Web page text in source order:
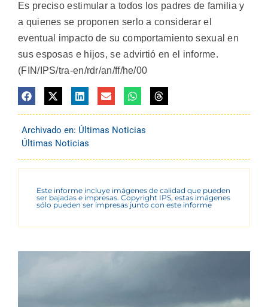
Es preciso estimular a todos los padres de familia y
a quienes se proponen serlo a considerar el
eventual impacto de su comportamiento sexual en
sus esposas e hijos, se advirtió en el informe.
(FIN/IPS/tra-en/rdr/an/ff/he/00
Archivado en: Últimas Noticias
Últimas Noticias
Este informe incluye imágenes de calidad que pueden
ser bajadas e impresas. Copyright IPS, estas imágenes
sólo pueden ser impresas junto con este informe